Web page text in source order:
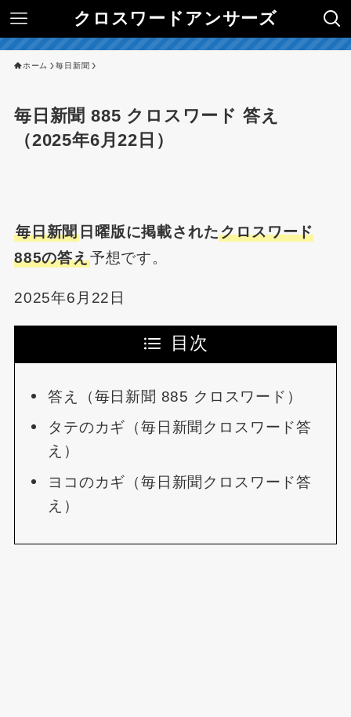
クロスワードアンサーズ
ホーム 毎日新聞
毎日新聞 885 クロスワード 答え
（2025年6月22日）
毎日新聞 日曜版に掲載されたクロスワード
885の答え予想です。
2025年6月22日
目次
答え（毎日新聞 885 クロスワード）
タテのカギ（毎日新聞クロスワード答
え）
ヨコのカギ（毎日新聞クロスワード答
え）